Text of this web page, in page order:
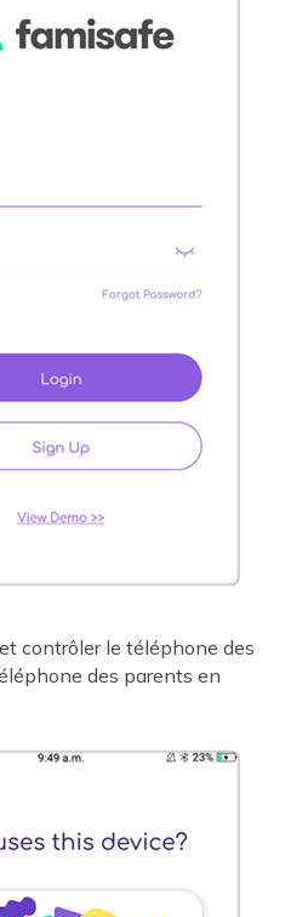
contrôler le téléphone des
des parents en